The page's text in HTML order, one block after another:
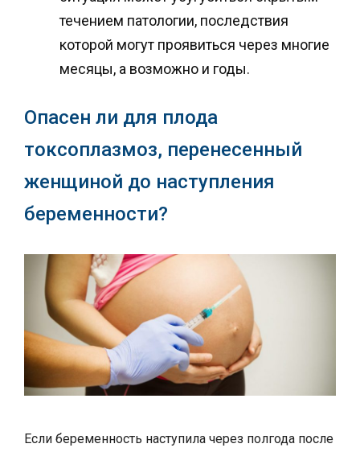
течением патологии, последствия
которой могут проявиться через многие
месяцы, а возможно и годы.
Опасен ли для плода
токсоплазмоз, перенесенный
женщиной до наступления
беременности?
Если беременность наступила через полгода после